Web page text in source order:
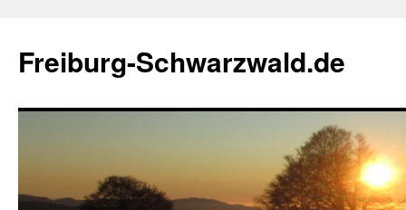
springen
Freiburg-Schwarzwald.de